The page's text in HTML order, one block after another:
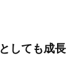
しても成長